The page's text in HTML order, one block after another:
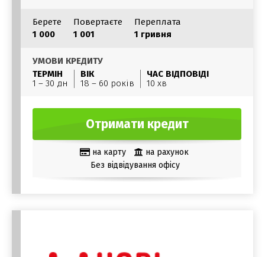
Берете
1 000
Повертаєте
1 001
Переплата
1 гривня
УМОВИ КРЕДИТУ
ТЕРМІН
1 – 30 дн
ВІК
18 – 60 років
ЧАС ВІДПОВІДІ
10 хв
Отримати кредит
на карту
на рахунок
Без відвідування офісу